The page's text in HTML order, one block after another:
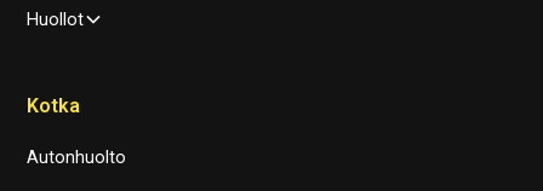
Huollot
Kotka
Autonhuolto